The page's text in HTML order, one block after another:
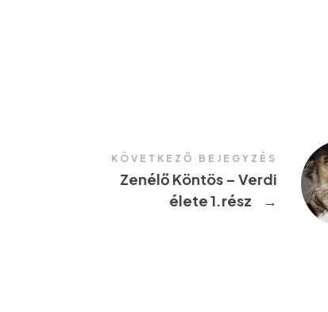
KÖVETKEZŐ BEJEGYZÉS
Zenélő Köntös – Verdi
élete 1.rész
→